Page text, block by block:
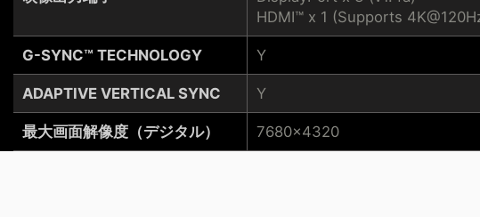
G-SYNC™ TECHNOLOGY
ADAPTIVE VERTICAL SYNC
最大画面解像度（デジタル）
HDMI™ x 1 (Supports
Y
Y
7680x4320